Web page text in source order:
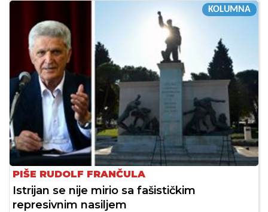
KOLUMNA
PIŠE RUDOLF FRANČULA
Istrijan se nije mirio sa fašističkim
represivnim nasiljem